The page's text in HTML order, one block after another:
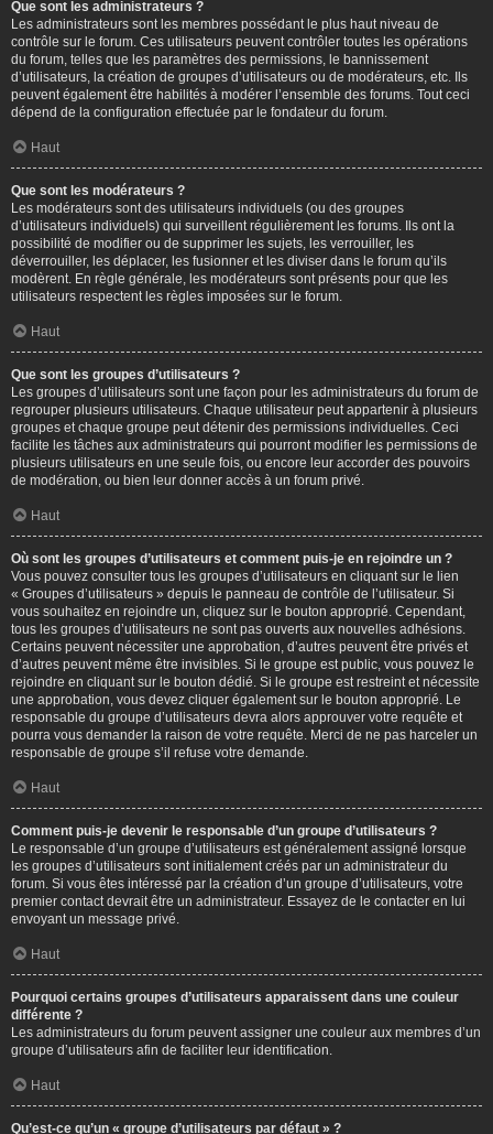
Que sont les administrateurs ?
Les administrateurs sont les membres possédant le plus haut niveau de
contrôle sur le forum. Ces utilisateurs peuvent contrôler toutes les opérations
du forum, telles que les paramètres des permissions, le bannissement
d’utilisateurs, la création de groupes d’utilisateurs ou de modérateurs, etc. Ils
peuvent également être habilités à modérer l’ensemble des forums. Tout ceci
dépend de la configuration effectuée par le fondateur du forum.
Haut
Que sont les modérateurs ?
Les modérateurs sont des utilisateurs individuels (ou des groupes
d’utilisateurs individuels) qui surveillent régulièrement les forums. Ils ont la
possibilité de modifier ou de supprimer les sujets, les verrouiller, les
déverrouiller, les déplacer, les fusionner et les diviser dans le forum qu’ils
modèrent. En règle générale, les modérateurs sont présents pour que les
utilisateurs respectent les règles imposées sur le forum.
Haut
Que sont les groupes d’utilisateurs ?
Les groupes d’utilisateurs sont une façon pour les administrateurs du forum de
regrouper plusieurs utilisateurs. Chaque utilisateur peut appartenir à plusieurs
groupes et chaque groupe peut détenir des permissions individuelles. Ceci
facilite les tâches aux administrateurs qui pourront modifier les permissions de
plusieurs utilisateurs en une seule fois, ou encore leur accorder des pouvoirs
de modération, ou bien leur donner accès à un forum privé.
Haut
Où sont les groupes d’utilisateurs et comment puis-je en rejoindre un ?
Vous pouvez consulter tous les groupes d’utilisateurs en cliquant sur le lien
« Groupes d’utilisateurs » depuis le panneau de contrôle de l’utilisateur. Si
vous souhaitez en rejoindre un, cliquez sur le bouton approprié. Cependant,
tous les groupes d’utilisateurs ne sont pas ouverts aux nouvelles adhésions.
Certains peuvent nécessiter une approbation, d’autres peuvent être privés et
d’autres peuvent même être invisibles. Si le groupe est public, vous pouvez le
rejoindre en cliquant sur le bouton dédié. Si le groupe est restreint et nécessite
une approbation, vous devez cliquer également sur le bouton approprié. Le
responsable du groupe d’utilisateurs devra alors approuver votre requête et
pourra vous demander la raison de votre requête. Merci de ne pas harceler un
responsable de groupe s’il refuse votre demande.
Haut
Comment puis-je devenir le responsable d’un groupe d’utilisateurs ?
Le responsable d’un groupe d’utilisateurs est généralement assigné lorsque
les groupes d’utilisateurs sont initialement créés par un administrateur du
forum. Si vous êtes intéressé par la création d’un groupe d’utilisateurs, votre
premier contact devrait être un administrateur. Essayez de le contacter en lui
envoyant un message privé.
Haut
Pourquoi certains groupes d’utilisateurs apparaissent dans une couleur
différente ?
Les administrateurs du forum peuvent assigner une couleur aux membres d’un
groupe d’utilisateurs afin de faciliter leur identification.
Haut
Qu’est-ce qu’un « groupe d’utilisateurs par défaut » ?